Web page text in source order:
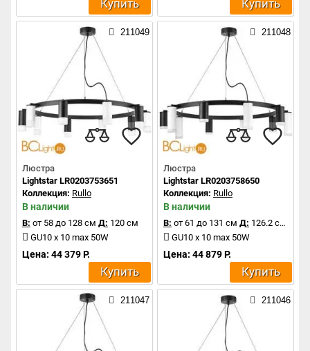
Купить Купить
211049
Люстра
Lightstar LR0203753651
Коллекция: Rullo
В наличии
В: от 58 до 128 см Д: 120 см
GU10 x 10 max 50W
Цена: 44 379 Р.
Купить
211048
Люстра
Lightstar LR0203758650
Коллекция: Rullo
В наличии
В: от 61 до 131 см Д: 126.2 см
GU10 x 10 max 50W
Цена: 44 879 Р.
Купить
211047 211046